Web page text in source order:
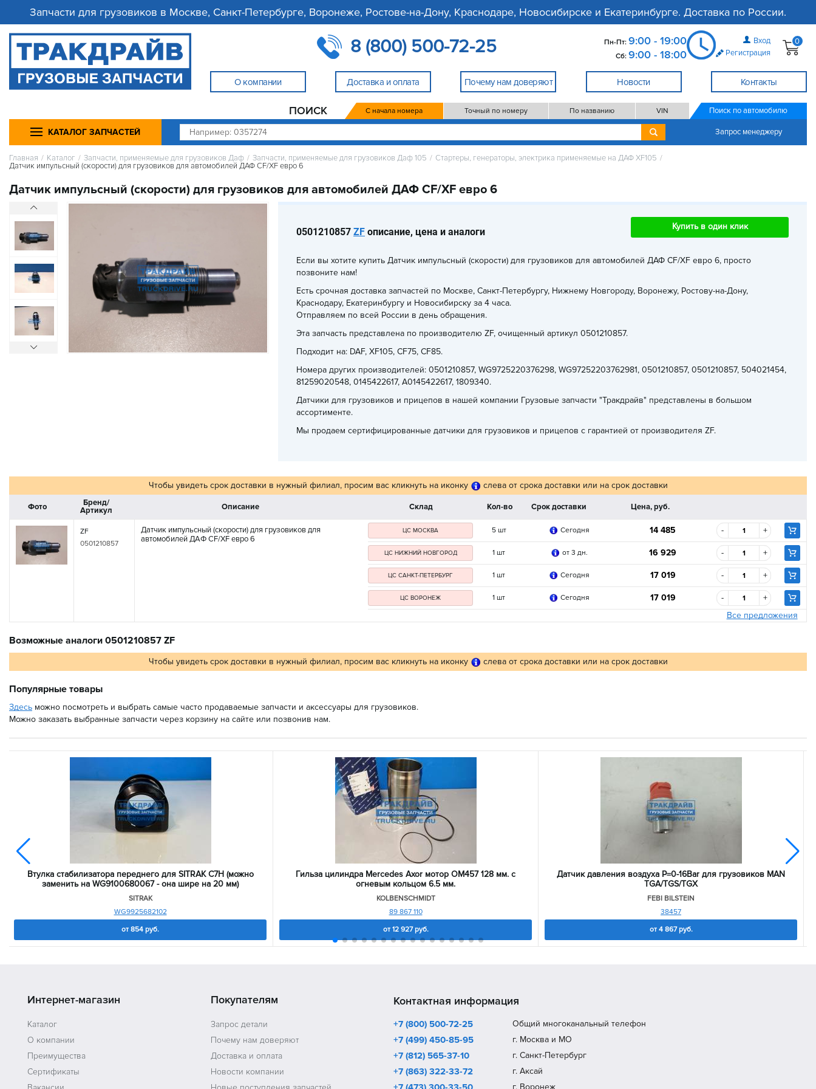
Запчасти для грузовиков в Москве, Санкт-Петербурге, Воронеже, Ростове-на-Дону, Краснодаре, Новосибирске и Екатеринбурге. Доставка по России.
8 (800) 500-72-25 Пн-Пт: 9:00 - 19:00
Сб: 9:00 - 18:00
Вход
Регистрация
0
О компании Доставка и оплата Почему нам доверяют Новости Контакты
КАТАЛОГ ЗАПЧАСТЕЙ
ПОИСК С начала номера Точный по номеру По названию VIN Поиск по автомобилю
Запрос менеджеру
Главная / Каталог / Запчасти, применяемые для грузовиков Даф / Запчасти, применяемые для грузовиков Даф 105 / Стартеры, генераторы, электрика применяемые на ДАФ XF105 /
Датчик импульсный (скорости) для грузовиков для автомобилей ДАФ CF/XF евро 6
Датчик импульсный (скорости) для грузовиков для автомобилей ДАФ CF/XF евро 6
Купить в один клик
0501210857 ZF описание, цена и аналоги
Если вы хотите купить Датчик импульсный (скорости) для грузовиков для автомобилей ДАФ CF/XF евро 6, просто
позвоните нам!
Есть срочная доставка запчастей по Москве, Санкт-Петербургу, Нижнему Новгороду, Воронежу, Ростову-на-Дону,
Краснодару, Екатеринбургу и Новосибирску за 4 часа.
Отправляем по всей России в день обращения.
Эта запчасть представлена по производителю ZF, очищенный артикул 0501210857.
Подходит на: DAF, XF105, CF75, CF85.
Номера других производителей: 0501210857, WG9725220376298, WG97252203762981, 0501210857, 0501210857, 504021454,
81259020548, 0145422617, A0145422617, 1809340.
Датчики для грузовиков и прицепов в нашей компании Грузовые запчасти "Тракдрайв" представлены в большом
ассортименте.
Мы продаем сертифицированные датчики для грузовиков и прицепов с гарантией от производителя ZF.
Чтобы увидеть срок доставки в нужный филиал, просим вас кликнуть на иконку слева от срока доставки или на срок доставки
Фото
Бренд/
Артикул
Описание Склад Кол-во Срок доставки Цена, руб.
ZF
0501210857
Датчик импульсный (скорости) для грузовиков для
автомобилей ДАФ CF/XF евро 6
ЦС МОСКВА 5 шт Сегодня 14 485 - +
ЦС НИЖНИЙ НОВГОРОД 1 шт от 3 дн. 16 929 - +
ЦС САНКТ-ПЕТЕРБУРГ 1 шт Сегодня 17 019 - +
ЦС ВОРОНЕЖ 1 шт Сегодня 17 019 -
+
Все предложения
Возможные аналоги 0501210857 ZF
Чтобы увидеть срок доставки в нужный филиал, просим вас кликнуть на иконку слева от срока доставки или на срок доставки
Популярные товары
Здесь можно посмотреть и выбрать самые часто продаваемые запчасти и аксессуары для грузовиков.
Можно заказать выбранные запчасти через корзину на сайте или позвонив нам.
Втулка стабилизатора переднего для SITRAK C7H (можно
заменить на WG9100680067 - она шире на 20 мм)
SITRAK
WG9925682102
от 854 руб.
Гильза цилиндра Mercedes Axor мотор OM457 128 мм. с
огневым кольцом 6.5 мм.
KOLBENSCHMIDT
89 867 110
от 12 927руб.
Датчик давления воздуха P=0-16Bar для грузовиков MAN
TGA/TGS/TGX
FEBI BILSTEIN
38457
от 4 867руб.
Интернет-магазин
Каталог
О компании
Преимущества
Сертификаты
Покупателям
Запрос детали
Почему нам доверяют
Доставка и оплата
Новости компании
Контактная информация
+7 (800) 500-72-25 Общий многоканальный телефон
+7 (499) 450-85-95 г. Москва и МО
+7 (812) 565-37-10 г. Санкт-Петербург
+7 (863) 322-33-72 г. Аксай
г. Воронеж